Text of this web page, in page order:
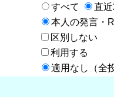
すべて 直
本人の発言・
区別しない
利用する
適用なし（全